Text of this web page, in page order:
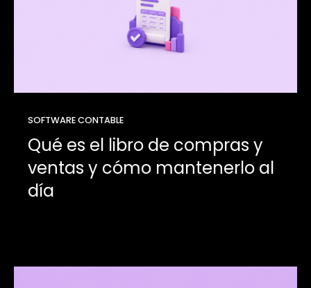
SOFTWARE CONTABLE
Qué es el libro de compras y
ventas y cómo mantenerlo al
día